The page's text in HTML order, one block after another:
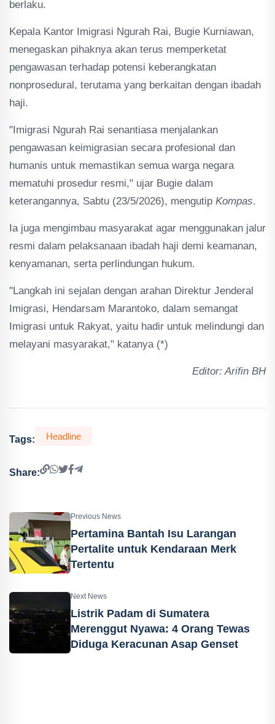
berlaku.
Kepala Kantor Imigrasi Ngurah Rai, Bugie Kurniawan,
menegaskan pihaknya akan terus memperketat
pengawasan terhadap potensi keberangkatan
nonprosedural, terutama yang berkaitan dengan ibadah
haji.
"Imigrasi Ngurah Rai senantiasa menjalankan
pengawasan keimigrasian secara profesional dan
humanis untuk memastikan semua warga negara
mematuhi prosedur resmi," ujar Bugie dalam
keterangannya, Sabtu (23/5/2026), mengutip Kompas.
Ia juga mengimbau masyarakat agar menggunakan jalur
resmi dalam pelaksanaan ibadah haji demi keamanan,
kenyamanan, serta perlindungan hukum.
"Langkah ini sejalan dengan arahan Direktur Jenderal
Imigrasi, Hendarsam Marantoko, dalam semangat
Imigrasi untuk Rakyat, yaitu hadir untuk melindungi dan
melayani masyarakat," katanya (*)
Editor: Arifin BH
Tags: Headline
Share:
Previous News
Pertamina Bantah Isu Larangan
Pertalite untuk Kendaraan Merk
Tertentu
Next News
Listrik Padam di Sumatera
Merenggut Nyawa: 4 Orang Tewas
Diduga Keracunan Asap Genset